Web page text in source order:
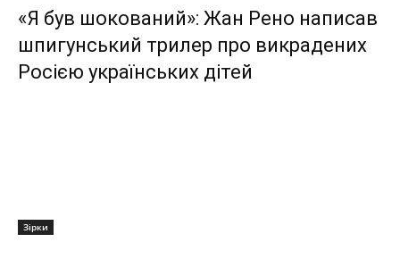
«Я був шокований»: Жан Рено написав
шпигунський трилер про викрадених
Росією українських дітей
Зірки